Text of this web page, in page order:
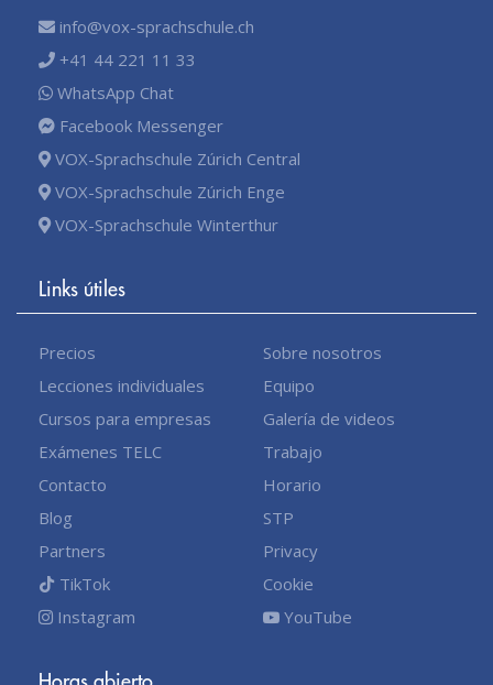
info@vox-sprachschule.ch
+41 44 221 11 33
WhatsApp Chat
Facebook Messenger
VOX-Sprachschule Zúrich Central
VOX-Sprachschule Zúrich Enge
VOX-Sprachschule Winterthur
Links útiles
Precios
Lecciones individuales
Cursos para empresas
Exámenes TELC
Contacto
Blog
Partners
TikTok
Instagram
Sobre nosotros
Equipo
Galería de videos
Trabajo
Horario
STP
Privacy
Cookie
YouTube